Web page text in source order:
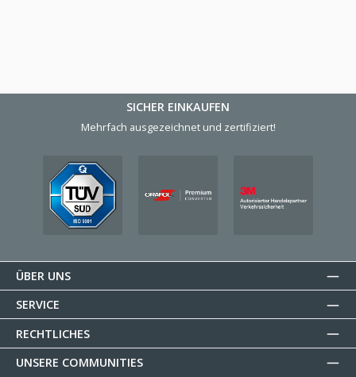
SICHER EINKAUFEN
Mehrfach ausgezeichnet und zertifiziert!
ÜBER UNS
SERVICE
RECHTLICHES
UNSERE COMMUNITIES